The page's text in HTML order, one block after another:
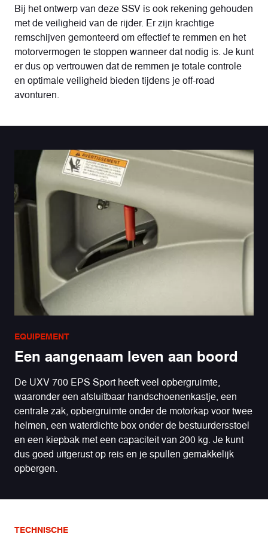
Bij het ontwerp van deze SSV is ook rekening gehouden
met de veiligheid van de rijder. Er zijn krachtige
remschijven gemonteerd om effectief te remmen en het
motorvermogen te stoppen wanneer dat nodig is. Je kunt
er dus op vertrouwen dat de remmen je totale controle
en optimale veiligheid bieden tijdens je off-road
avonturen.
EQUIPEMENT
Een aangenaam leven aan boord
De UXV 700 EPS Sport heeft veel opbergruimte,
waaronder een afsluitbaar handschoenenkastje, een
centrale zak, opbergruimte onder de motorkap voor twee
helmen, een waterdichte box onder de bestuurdersstoel
en een kiepbak met een capaciteit van 200 kg. Je kunt
dus goed uitgerust op reis en je spullen gemakkelijk
opbergen.
TECHNISCHE